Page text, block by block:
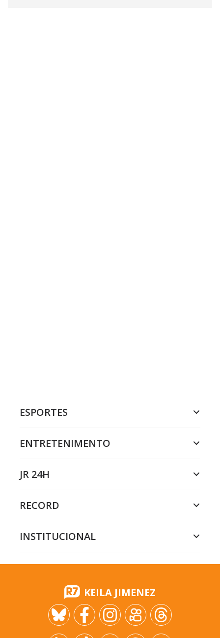
ESPORTES
ENTRETENIMENTO
JR 24H
RECORD
INSTITUCIONAL
KEILA JIMENEZ